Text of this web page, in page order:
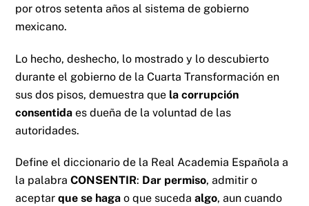
por otros setenta años al sistema de gobierno
mexicano.
Lo hecho, deshecho, lo mostrado y lo descubierto
durante el gobierno de la Cuarta Transformación en
sus dos pisos, demuestra que la corrupción
consentida es dueña de la voluntad de las
autoridades.
Define el diccionario de la Real Academia Española a
la palabraCONSENTIR: Dar permiso, admitir o
aceptarque se haga o que sucedaalgo, aun cuando